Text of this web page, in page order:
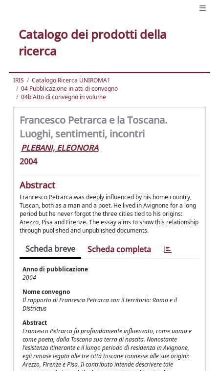
Catalogo dei prodotti della
ricerca
IRIS
Catalogo Ricerca UNIROMA1
04 Pubblicazione in atti di convegno
04b Atto di convegno in volume
Francesco Petrarca e la Toscana.
Luoghi, sentimenti, incontri
PLEBANI, ELEONORA
2004
Abstract
Francesco Petrarca was deeply influenced by his home country,
Tuscan, both as a man and a poet. He lived in Avignone for a long
period but he never forgot the three cities tied to his origins:
Arezzo, Pisa and Firenze. The essay aims to show this relationship
through published and unpublished documents.
Scheda breve Scheda completa
Anno di pubblicazione
2004
Nome convegno
Il rapporto di Francesco Petrarca con il territorio: Roma e il
Districtus
Abstract
Francesco Petrarca fu profondamente influenzato, come uomo e
come poeta, dalla Toscana sua terra di nascita. Nonostante
l'esistenza itinerante e il lungo periodo di residenza in Avignone,
egli rimase legato alle tre città toscane connesse alle sue origini:
Arezzo, Firenze e Pisa. Il contributo intende descrivere tale